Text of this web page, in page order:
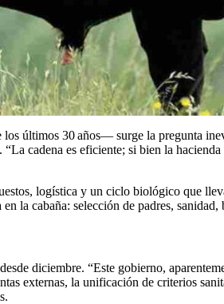
últimos 30 años— surge la pregunta
cadena es eficiente; si bien la
logística y un ciclo biológico que
la cabaña: selección de padres,
diciembre. “Este gobierno,
externas, la unificación de criterios